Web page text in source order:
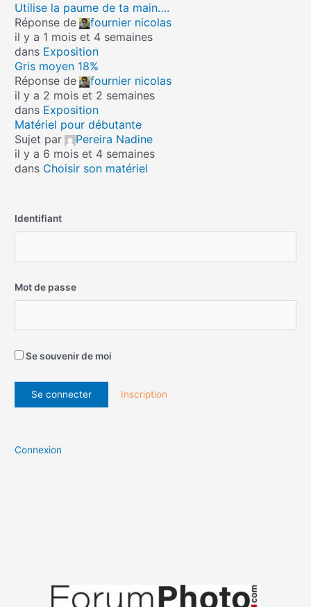
Utilise la paume de ta main….
Réponse de
fournier nicolas
il y a 1 mois et 4 semaines
dans Exposition
Gris moyen 18%
Réponse de
fournier nicolas
il y a 2 mois et 2 semaines
dans Exposition
Matériel pour débutante
Sujet par
Pereira Nadine
il y a 6 mois et 4 semaines
dans Choisir son matériel
Identifiant
Mot de passe
Se souvenir de moi
Inscription
Connexion